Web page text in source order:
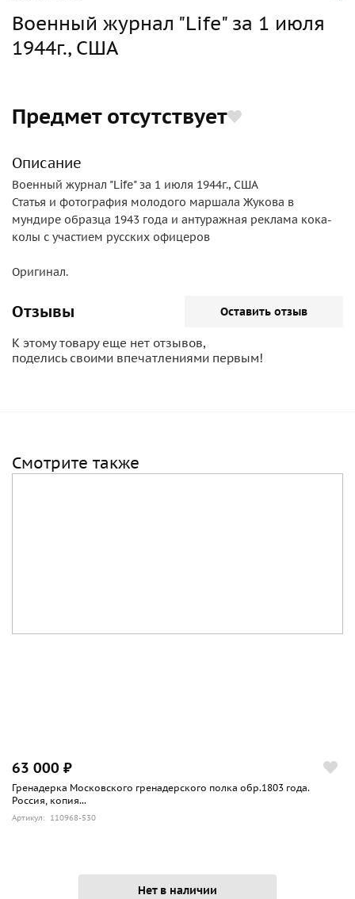
Военный журнал "Life" за 1 июля
1944г., США
Предмет отсутствует
Описание
Военный журнал "Life" за 1 июля 1944г., США
Статья и фотография молодого маршала Жукова в
мундире образца 1943 года и антуражная реклама кока-
колы с участием русских офицеров
Оригинал.
Отзывы Оставить отзыв
К этому товару еще нет отзывов,
поделись своими впечатлениями первым!
Смотрите также
63 000 ₽
Гренадерка Московского гренадерского полка обр.1803 года.
Россия, копия...
Артикул: 110968-530
Нет в наличии